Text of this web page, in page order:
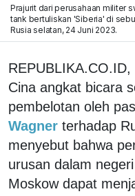
Prajurit dari perusahaan militer
tank bertuliskan 'Siberia' di
Rusia selatan, 24 Juni 2023.
Cina angkat bicara
pembelotan oleh
Wagner terhadap
menyebut bahwa
urusan dalam
Moskow dapat